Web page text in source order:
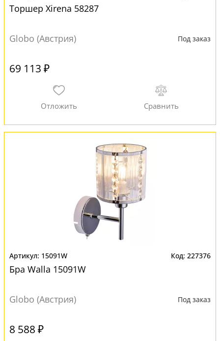
Торшер Xirena 58287
Globo (Австрия) Под заказ
69 113 ₽
15091W 227376
Бра Walla 15091W
Globo (Австрия) Под заказ
8 588 ₽